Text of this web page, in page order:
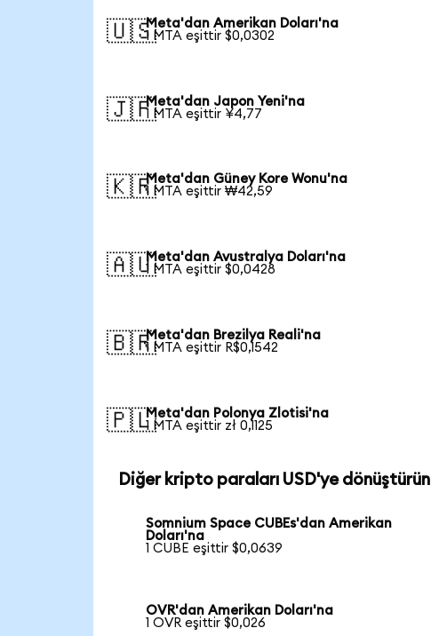
🇺🇸Meta'dan Amerikan Doları'na
1 MTA eşittir $0,0302
🇯🇵Meta'dan Japon Yeni'na
1 MTA eşittir ¥4,77
🇰🇷Meta'dan Güney Kore Wonu'na
1 MTA eşittir ₩42,59
🇦🇺Meta'dan Avustralya Doları'na
1 MTA eşittir $0,0428
🇧🇷Meta'dan Brezilya Reali'na
1 MTA eşittir R$0,1542
🇵🇱Meta'dan Polonya Zlotisi'na
1 MTA eşittir zł 0,1125
Diğer kripto paraları USD'ye dönüştürün
Somnium Space CUBEs'dan Amerikan
Doları'na
1 CUBE eşittir $0,0639
OVR'dan Amerikan Doları'na
1 OVR eşittir $0,026